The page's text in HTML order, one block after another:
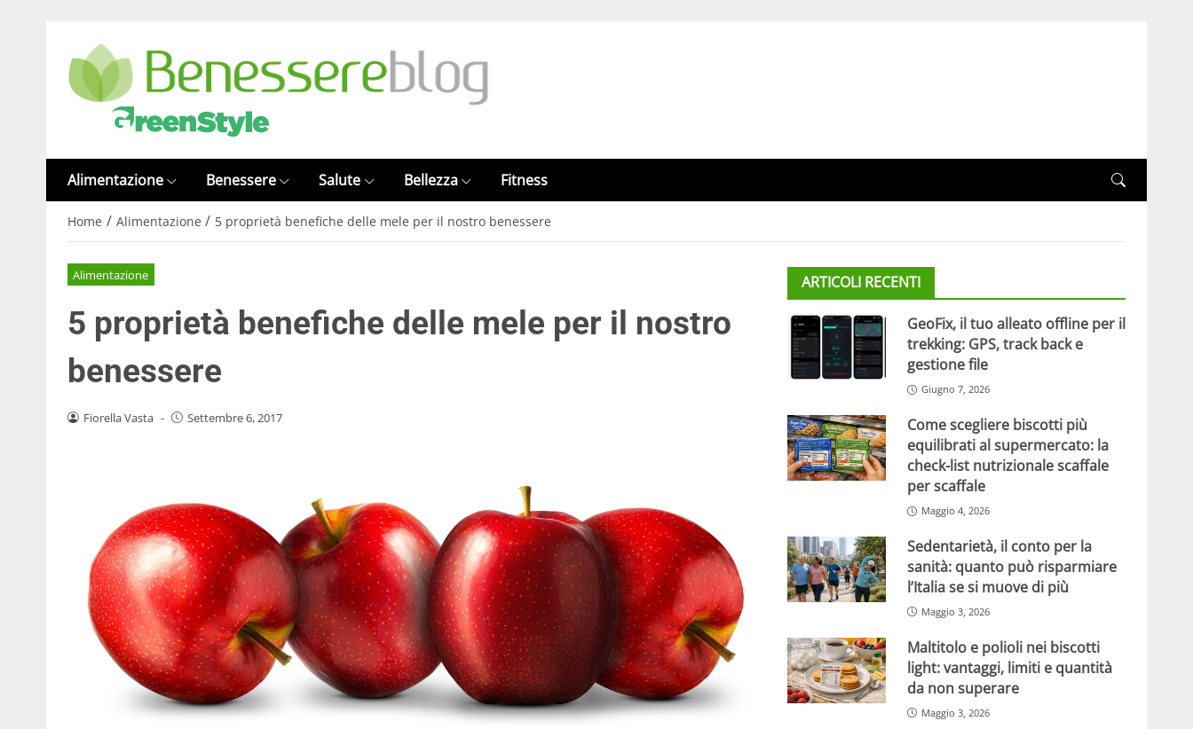
Alimentazione Benessere Salute Bellezza Fitness
Home / Alimentazione / 5 proprietà benefiche delle mele per il nostro benessere
Alimentazione
5 proprietà benefiche delle mele per il nostro
benessere
Fiorella Vasta - Settembre 6, 2017
ARTICOLI RECENTI
GeoFix, il tuo alleato offline per il
trekking: GPS, track back e
gestione file
Giugno 7, 2026
Come scegliere biscotti più
equilibrati al supermercato: la
check-list nutrizionale scaffale
per scaffale
Maggio 4, 2026
Sedentarietà, il conto per la
sanità: quanto può risparmiare
l’Italia se si muove di più
Maggio 3, 2026
Maltitolo e polioli nei biscotti
light: vantaggi, limiti e quantità
da non superare
Maggio 3, 2026